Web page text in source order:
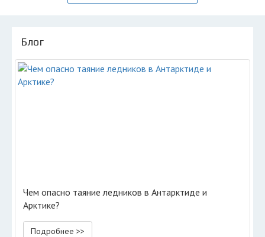
Блог
Чем опасно таяние ледников в Антарктиде и
Арктике?
Подробнее >>